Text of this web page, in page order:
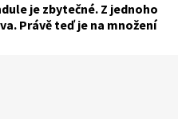
je zbytečné. Z jednoho
Právě teď je na množení